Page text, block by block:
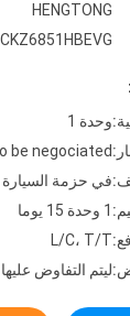
HENGTONG
CKZ6851HBEVG
وحدة 1
be negociated
في حزمة السيارة
1 وحدة 15 يوما
L/C، T/T
ليتم التفاوض عليها